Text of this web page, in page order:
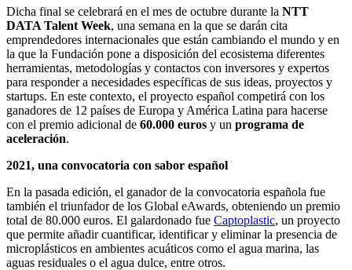
Dicha final se celebrará en el mes de octubre durante la NTT
DATA Talent Week, una semana en la que se darán cita
emprendedores internacionales que están cambiando el mundo y en
la que la Fundación pone a disposición del ecosistema diferentes
herramientas, metodologías y contactos con inversores y expertos
para responder a necesidades específicas de sus ideas, proyectos y
startups. En este contexto, el proyecto español competirá con los
ganadores de 12 países de Europa y América Latina para hacerse
con el premio adicional de 60.000 euros y un programa de
aceleración.
2021, una convocatoria con sabor español
En la pasada edición, el ganador de la convocatoria española fue
también el triunfador de los Global eAwards, obteniendo un premio
total de 80.000 euros. El galardonado fue Captoplastic, un proyecto
que permite añadir cuantificar, identificar y eliminar la presencia de
microplásticos en ambientes acuáticos como el agua marina, las
aguas residuales o el agua dulce, entre otros.